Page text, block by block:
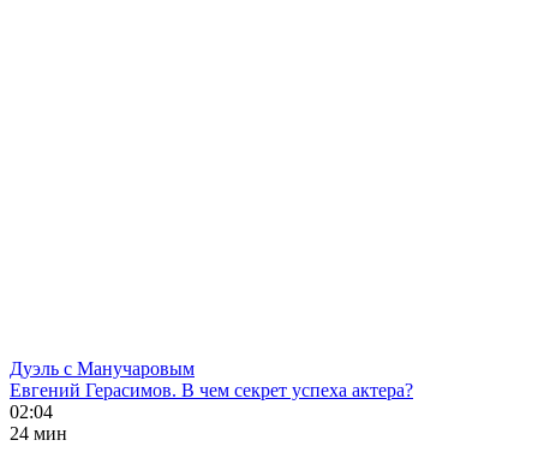
Дуэль с Манучаровым
Евгений Герасимов. В чем секрет успеха актера?
02:04
24 мин